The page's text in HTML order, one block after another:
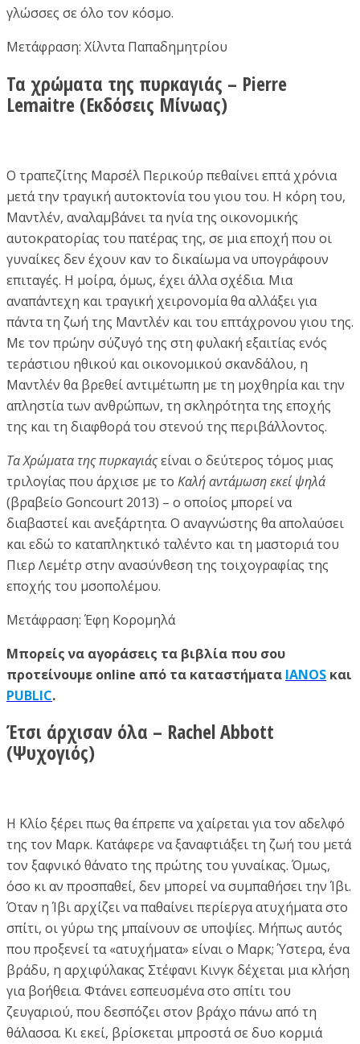
γλώσσες σε όλο τον κόσμο.
Μετάφραση: Χίλντα Παπαδημητρίου
Τα χρώματα της πυρκαγιάς – Pierre
Lemaitre (Εκδόσεις Μίνωας)
O τραπεζίτης Μαρσέλ Περικούρ πεθαίνει επτά χρόνια
μετά την τραγική αυτοκτονία του γιου του. Η κόρη του,
Μαντλέν, αναλαμβάνει τα ηνία της οικονομικής
αυτοκρατορίας του πατέρας της, σε μια εποχή που οι
γυναίκες δεν έχουν καν το δικαίωμα να υπογράφουν
επιταγές. Η μοίρα, όμως, έχει άλλα σχέδια. Μια
αναπάντεχη και τραγική χειρονομία θα αλλάξει για
πάντα τη ζωή της Μαντλέν και του επτάχρονου γιου της.
Με τον πρώην σύζυγό της στη φυλακή εξαιτίας ενός
τεράστιου ηθικού και οικονομικού σκανδάλου, η
Μαντλέν θα βρεθεί αντιμέτωπη με τη μοχθηρία και την
απληστία των ανθρώπων, τη σκληρότητα της εποχής
της και τη διαφθορά του στενού της περιβάλλοντος.
Τα Χρώματα της πυρκαγιάςείναι ο δεύτερος τόμος μιας
τριλογίας που άρχισε με το Καλή αντάμωση εκεί ψηλά
(βραβείο Goncourt 2013) – ο οποίος μπορεί να
διαβαστεί και ανεξάρτητα. Ο αναγνώστης θα απολαύσει
και εδώ το καταπληκτικό ταλέντο και τη μαστοριά του
Πιερ Λεμέτρ στην ανασύνθεση της τοιχογραφίας της
εποχής του μσοπολέμου.
Μετάφραση: Έφη Κορομηλά
Μπορείς να αγοράσεις τα βιβλία που σου
προτείνουμε online από τα καταστήματα IANOS και
PUBLIC.
Έτσι άρχισαν όλα – Rachel Abbott
(Ψυχογιός)
Η Κλίο ξέρει πως θα έπρεπε να χαίρεται για τον αδελφό
της τον Μαρκ. Κατάφερε να ξαναφτιάξει τη ζωή του μετά
τον ξαφνικό θάνατο της πρώτης του γυναίκας. Όμως,
όσο κι αν προσπαθεί, δεν μπορεί να συμπαθήσει την Ίβι.
Όταν η Ίβι αρχίζει να παθαίνει περίεργα ατυχήματα στο
σπίτι, οι γύρω της μπαίνουν σε υποψίες. Μήπως αυτός
που προξενεί τα «ατυχήματα» είναι ο Μαρκ; Ύστερα, ένα
βράδυ, η αρχιφύλακας Στέφανι Κινγκ δέχεται μια κλήση
για βοήθεια. Φτάνει εσπευσμένα στο σπίτι του
ζευγαριού, που δεσπόζει στον βράχο πάνω από τη
θάλασσα. Κι εκεί, βρίσκεται μπροστά σε δυο κορμιά